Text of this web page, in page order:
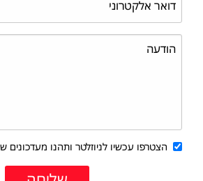
הצטרפו עכשיו לניוזלטר ותהנו מעדכונים